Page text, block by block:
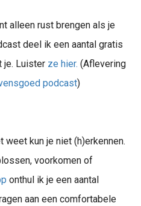
alleen rust brengen als je
deel ik een aantal gratis
je. ​Luister ze hier. (Aflevering
podcast)
weet kun je niet (h)erkennen.
voorkomen of
onthul ik je een aantal
aan een comfortabele